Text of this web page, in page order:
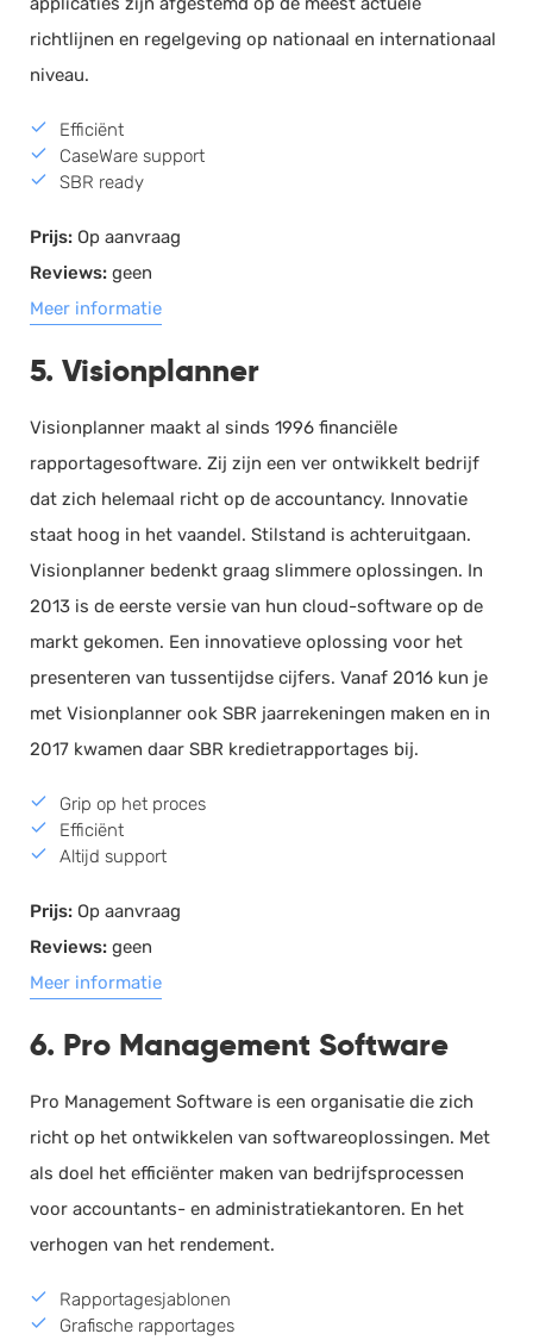
richtlijnen en regelgeving op nationaal en internationaal
niveau.
Efficiënt
CaseWare support
SBR ready
Prijs: Op aanvraag
Reviews: geen
Meer informatie
5. Visionplanner
Visionplanner maakt al sinds 1996 financiële
rapportagesoftware. Zij zijn een ver ontwikkelt bedrijf
dat zich helemaal richt op de accountancy. Innovatie
staat hoog in het vaandel. Stilstand is achteruitgaan.
Visionplanner bedenkt graag slimmere oplossingen. In
2013 is de eerste versie van hun cloud-software op de
markt gekomen. Een innovatieve oplossing voor het
presenteren van tussentijdse cijfers. Vanaf 2016 kun je
met Visionplanner ook SBR jaarrekeningen maken en in
2017 kwamen daar SBR kredietrapportages bij.
Grip op het proces
Efficiënt
Altijd support
Prijs: Op aanvraag
Reviews: geen
Meer informatie
6. Pro Management Software
Pro Management Software is een organisatie die zich
richt op het ontwikkelen van softwareoplossingen. Met
als doel het efficiënter maken van bedrijfsprocessen
voor accountants- en administratiekantoren. En het
verhogen van het rendement.
Rapportagesjablonen
Grafische rapportages